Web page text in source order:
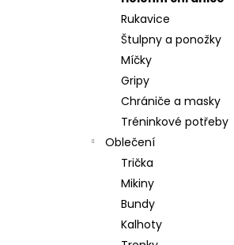
Rukavice
Štulpny a ponožky
Míčky
Gripy
Chrániče a masky
Tréninkové potřeby
Oblečení
Trička
Mikiny
Bundy
Kalhoty